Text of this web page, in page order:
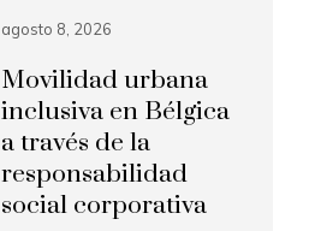
agosto 8, 2026
Movilidad urbana
inclusiva en Bélgica
a través de la
responsabilidad
social corporativa